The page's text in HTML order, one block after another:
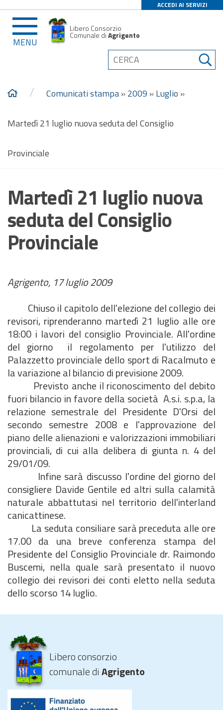
ACCEDI AI SERVIZI
MENU
Libero Consorzio
Comunale diAgrigento
/ Comunicati stampa»2009 »Luglio »
Martedì 21 luglio nuova seduta del Consiglio
Provinciale
Martedì 21 luglio nuova
seduta del Consiglio
Provinciale
Agrigento, 17 luglio 2009
Chiuso il capitolo dell'elezione del collegio dei
revisori, riprenderanno martedì 21 luglio alle ore
18:00 i lavori del consiglio Provinciale. All'ordine
del giorno il regolamento per l'utilizzo del
Palazzetto provinciale dello sport di Racalmuto e
la variazione al bilancio di previsione 2009.
Previsto anche il riconoscimento del debito
fuori bilancio in favore della società A.s.i. s.p.a, la
relazione semestrale del Presidente D'Orsi del
secondo semestre 2008 e l'approvazione del
piano delle alienazioni e valorizzazioni immobiliari
provinciali, di cui alla delibera di giunta n. 4 del
29/01/09.
Infine sarà discusso l'ordine del giorno del
consigliere Davide Gentile ed altri sulla calamità
naturale abbattutasi nel territorio dell'interland
canicattinese.
La seduta consiliare sarà preceduta alle ore
17.00 da una breve conferenza stampa del
Presidente del Consiglio Provinciale dr. Raimondo
Buscemi, nella quale sarà presentato il nuovo
collegio dei revisori dei conti eletto nella seduta
dello scorso 14 luglio.
Libero consorzio
comunale diAgrigento